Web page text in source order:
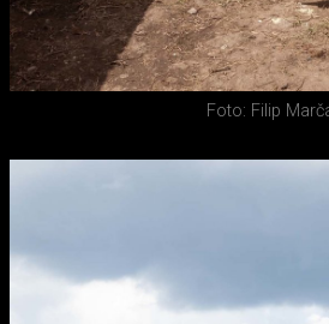
Foto: Filip